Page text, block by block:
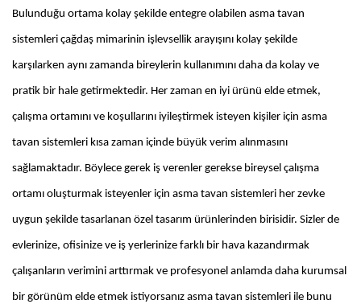
Bulunduğu ortama kolay şekilde entegre olabilen asma tavan
sistemleri çağdaş mimarinin işlevsellik arayışını kolay şekilde
karşılarken aynı zamanda bireylerin kullanımını daha da kolay ve
pratik bir hale getirmektedir. Her zaman en iyi ürünü elde etmek,
çalışma ortamını ve koşullarını iyileştirmek isteyen kişiler için asma
tavan sistemleri kısa zaman içinde büyük verim alınmasını
sağlamaktadır. Böylece gerek iş verenler gerekse bireysel çalışma
ortamı oluşturmak isteyenler için asma tavan sistemleri her zevke
uygun şekilde tasarlanan özel tasarım ürünlerinden birisidir. Sizler de
evlerinize, ofisinize ve iş yerlerinize farklı bir hava kazandırmak
çalışanların verimini arttırmak ve profesyonel anlamda daha kurumsal
bir görünüm elde etmek istiyorsanız asma tavan sistemleri ile bunu